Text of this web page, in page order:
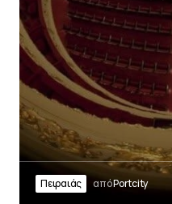
Πειραιάς απόPortcity